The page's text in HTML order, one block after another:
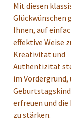
Mit diesen
Glückwünschen
Ihnen, auf
effektive Weise
Kreativität und
Authentizität
im Vordergrund,
erfreuen und die
zu stärken.